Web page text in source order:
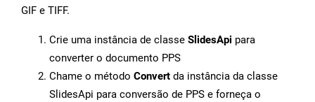
GIF e TIFF.
Crie uma instância de classe SlidesApi para
converter o documento PPS
Chame o método Convert da instância da classe
SlidesApi para conversão de PPS e forneça o